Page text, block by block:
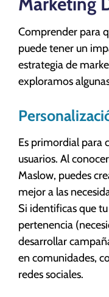
Comprender para
puede tener un
estrategia de
exploramos
Es primordial para
usuarios. Al
Maslow, puedes
mejor a las
Si identificas que
pertenencia
desarrollar
en comunidades,
redes sociales.